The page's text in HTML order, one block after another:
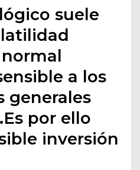
suele
a los
generales
por ello
inversión